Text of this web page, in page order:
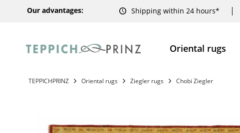
Our advantages: Shipping within 24 hours*
Oriental rugs
TEPPICHPRINZ Oriental rugs Ziegler rugs Chobi Ziegler